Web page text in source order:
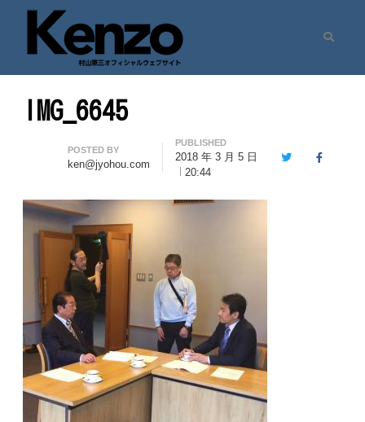
七転八起 – 村山憲三 Official Site
村山憲三ウェブサイト
IMG_6645
Author
POSTED BY
ken@jyohou.com
PUBLISHED
2018 年 3 月 5 日
20:44
TwitterFacebook